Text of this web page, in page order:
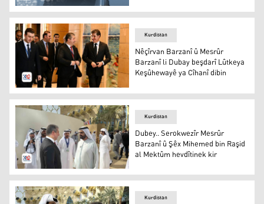
Mesrûr Barzanî
Nêçîrvan Barzanî û Mesrûr Barzanî li Dubay beşdarî
Kurdistan
Nêçîrvan Barzanî û Mesrûr
Barzanî li Dubay beşdarî Lûtkeya
Keşûhewayê ya Cîhanî dibin
Dubey.. Serokwezîr Mesrûr Barzanî û Şêx Mihemed
Kurdistan
Dubey.. Serokwezîr Mesrûr
Barzanî û Şêx Mihemed bin Raşid
al Mektûm hevdîtinek kir
Kurdistan